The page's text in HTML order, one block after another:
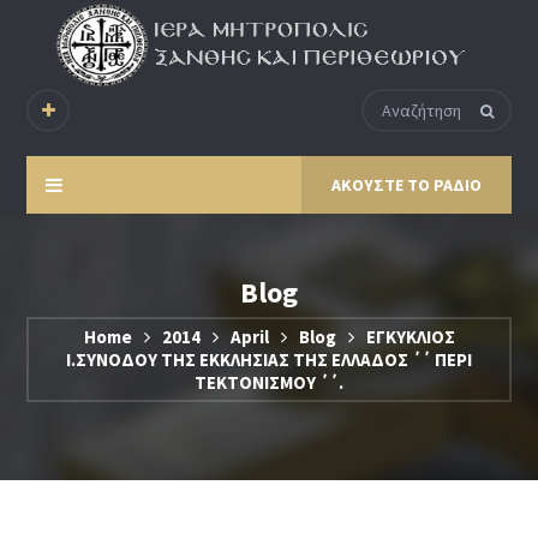
ΑΚΟΥΣΤΕ ΤΟ ΡΑΔΙΟ
Blog
Home 2014 April Blog
ΕΓΚΥΚΛΙΟΣ
Ι.ΣΥΝΟΔΟΥ ΤΗΣ ΕΚΚΛΗΣΙΑΣ ΤΗΣ ΕΛΛΑΔΟΣ ΄΄ ΠΕΡΙ
ΤΕΚΤΟΝΙΣΜΟΥ ΄΄.